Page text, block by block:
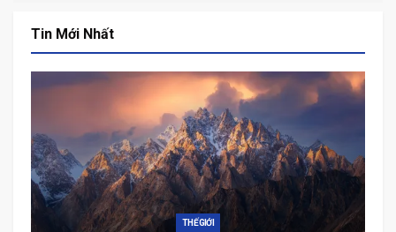
Tin Mới Nhất
THẾ GIỚI